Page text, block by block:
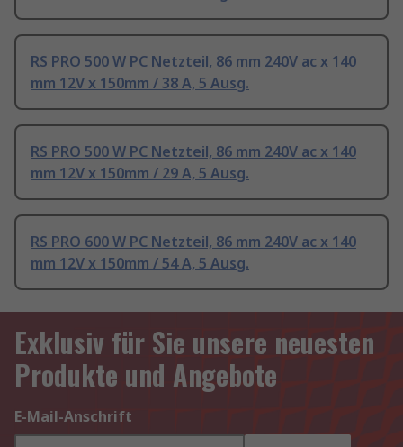
RS PRO 500 W PC Netzteil, 86 mm 240V ac x 140
mm 12V x 150mm / 38 A, 5 Ausg.
RS PRO 500 W PC Netzteil, 86 mm 240V ac x 140
mm 12V x 150mm / 29 A, 5 Ausg.
RS PRO 600 W PC Netzteil, 86 mm 240V ac x 140
mm 12V x 150mm / 54 A, 5 Ausg.
Exklusiv für Sie unsere neuesten
Produkte und Angebote
E-Mail-Anschrift